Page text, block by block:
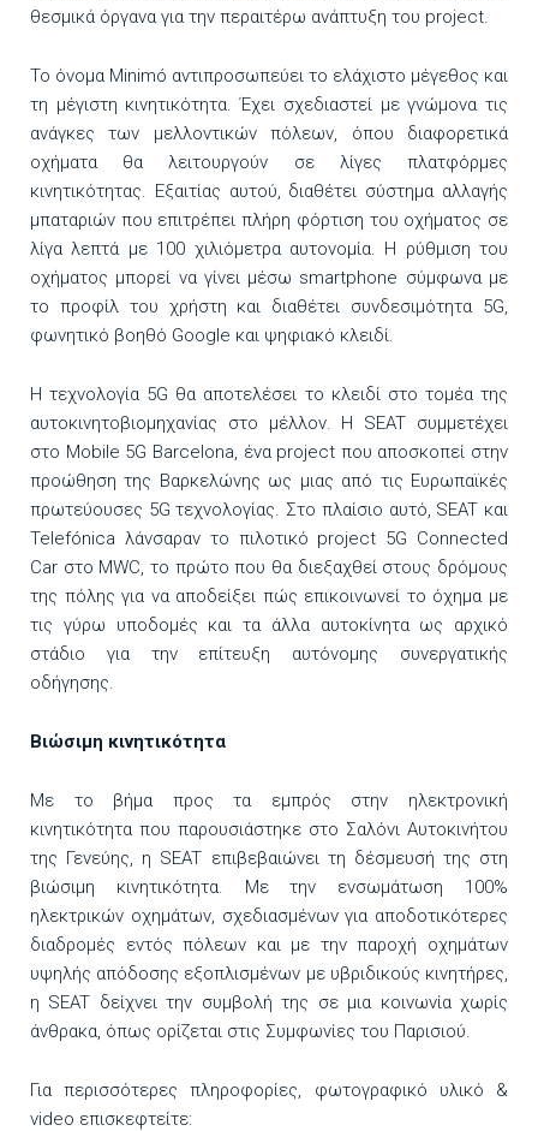
θεσμικά όργανα για την περαιτέρω ανάπτυξη του project.
Το όνομα Minimó αντιπροσωπεύει το ελάχιστο μέγεθος και
τη μέγιστη κινητικότητα. Έχει σχεδιαστεί με γνώμονα τις
ανάγκες των μελλοντικών πόλεων, όπου διαφορετικά
οχήματα θα λειτουργούν σε λίγες πλατφόρμες
κινητικότητας. Εξαιτίας αυτού, διαθέτει σύστημα αλλαγής
μπαταριών που επιτρέπει πλήρη φόρτιση του οχήματος σε
λίγα λεπτά με 100 χιλιόμετρα αυτονομία. Η ρύθμιση του
οχήματος μπορεί να γίνει μέσω smartphone σύμφωνα με
το προφίλ του χρήστη και διαθέτει συνδεσιμότητα 5G,
φωνητικό βοηθό Google και ψηφιακό κλειδί.
Η τεχνολογία 5G θα αποτελέσει το κλειδί στο τομέα της
αυτοκινητοβιομηχανίας στο μέλλον. Η SEAT συμμετέχει
στο Mobile 5G Barcelona, ένα project που αποσκοπεί στην
προώθηση της Βαρκελώνης ως μιας από τις Ευρωπαϊκές
πρωτεύουσες 5G τεχνολογίας. Στο πλαίσιο αυτό, SEAT και
Telefónica λάνσαραν το πιλοτικό project 5G Connected
Car στο MWC, το πρώτο που θα διεξαχθεί στους δρόμους
της πόλης για να αποδείξει πώς επικοινωνεί το όχημα με
τις γύρω υποδομές και τα άλλα αυτοκίνητα ως αρχικό
στάδιο για την επίτευξη αυτόνομης συνεργατικής
οδήγησης.
Βιώσιμη κινητικότητα
Με το βήμα προς τα εμπρός στην ηλεκτρονική
κινητικότητα που παρουσιάστηκε στο Σαλόνι Αυτοκινήτου
της Γενεύης, η SEAT επιβεβαιώνει τη δέσμευσή της στη
βιώσιμη κινητικότητα. Με την ενσωμάτωση 100%
ηλεκτρικών οχημάτων, σχεδιασμένων για αποδοτικότερες
διαδρομές εντός πόλεων και με την παροχή οχημάτων
υψηλής απόδοσης εξοπλισμένων με υβριδικούς κινητήρες,
η SEAT δείχνει την συμβολή της σε μια κοινωνία χωρίς
άνθρακα, όπως ορίζεται στις Συμφωνίες του Παρισιού.
Για περισσότερες πληροφορίες, φωτογραφικό υλικό &
video επισκεφτείτε: